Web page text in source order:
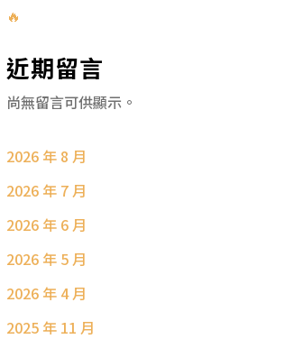
🔥
近期留言
尚無留言可供顯示。
2026 年 8 月
2026 年 7 月
2026 年 6 月
2026 年 5 月
2026 年 4 月
2025 年 11 月